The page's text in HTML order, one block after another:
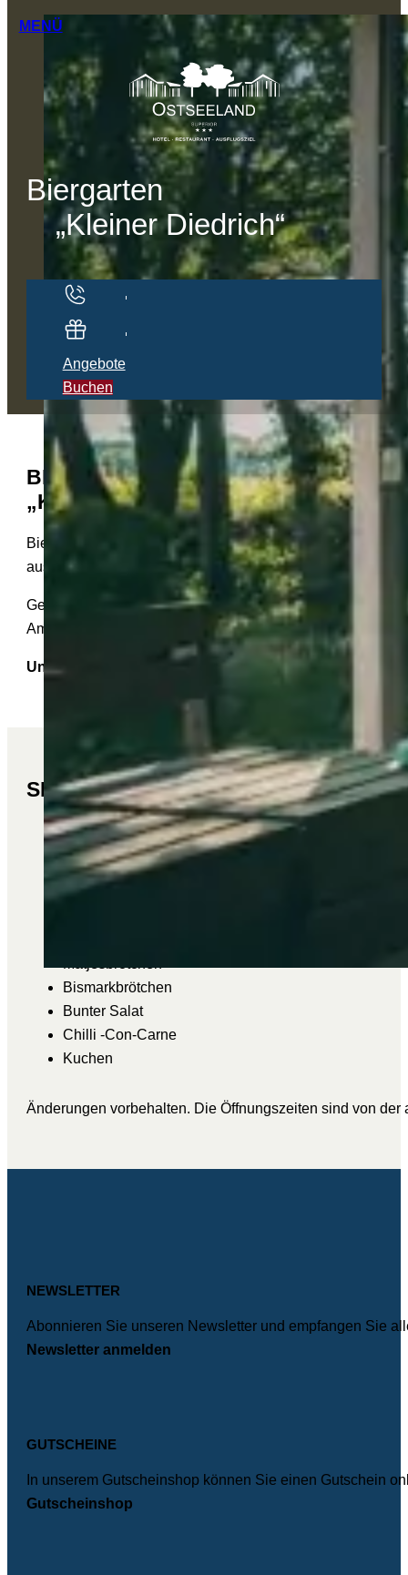
MENÜ
Biergarten
„Kleiner Diedrich“
Angebote
Buchen
BIERGARTEN AN UNSEREM IMBISS
„KLEINER DIEDRICH“
Biergartenatmosphäre mit Wellenrauschen! Und unsere
austoben.
Genießen Sie die schöne Natur und gönnen Sie sich
Am Wochenende wird gegrillt. Leckere kleine selbst
Unser Imbiss „Kleiner Diedrich“ ist von Oktober bis
SPEISENANGEBOT
Bockwurst m. Brötchen
Bratwurst m. Brötchen
Nuggets 5 St.
Bismarkbrötchen
Bunter Salat
Chilli -Con-Carne
Kuchen
Änderungen vorbehalten. Die Öffnungszeiten sind von
NEWSLETTER
Abonnieren Sie unseren Newsletter und empfangen Sie
Newsletter anmelden
GUTSCHEINE
In unserem Gutscheinshop können Sie einen Gutschein
Gutscheinshop